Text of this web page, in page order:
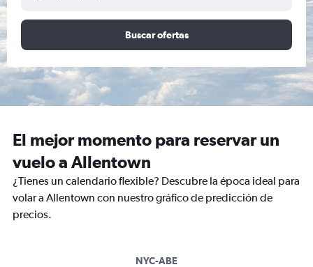
Buscar ofertas
El mejor momento para reservar un
vuelo a Allentown
¿Tienes un calendario flexible? Descubre la época ideal para
volar a Allentown con nuestro gráfico de predicción de
precios.
NYC-ABE